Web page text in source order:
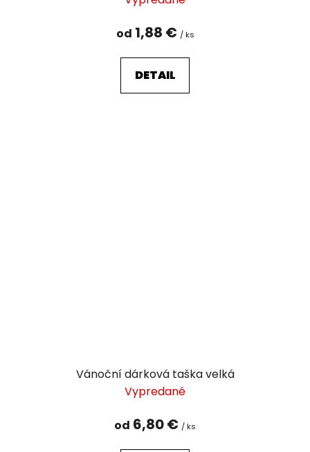
od 1,88 € / ks
DETAIL
Vánoční dárková taška velká
Vypredané
od 6,80 € / ks